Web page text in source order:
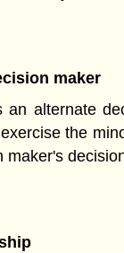
maker
an alternate
the